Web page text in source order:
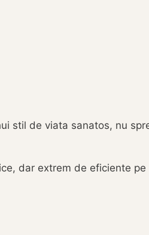
stil de viata sanatos, nu
dar extrem de eficiente pe